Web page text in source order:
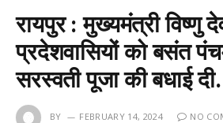
रायपुर : मुख्यमंत्री विष्णु
प्रदेशवासियों को बसंत
सरस्वती पूजा की बधाई
BY FEBRUARY 14, 2024 NO